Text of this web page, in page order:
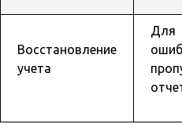
Восстановление
учета